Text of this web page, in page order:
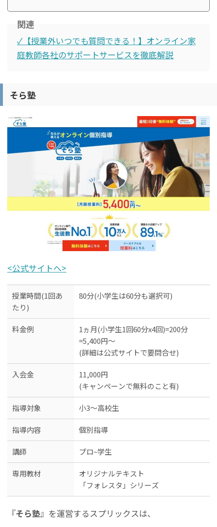
関連
✓【授業外いつでも質問できる！】オンライン家
庭教師各社のサポートサービスを徹底解説
そら塾
<公式サイトへ>
授業時間(1回あ
たり)
80分(小学生は60分も選択可)
料金例
1ヵ月(小学生1回60分x4回)=200分
=5,400円～
(詳細は公式サイトで要問合せ)
入会金
11,000円
(キャンペーンで無料のこと有)
指導対象 小3～高校生
指導内容 個別指導
講師 プロ~学生
専用教材
オリジナルテキスト
「フォレスタ」シリーズ
『そら塾』を運営するスプリックスは、